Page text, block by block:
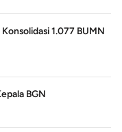
1.077 BUMN
BGN